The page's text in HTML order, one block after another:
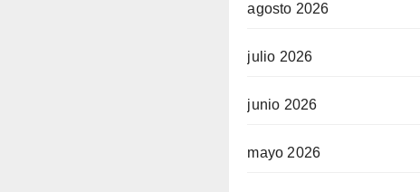
agosto 2026
julio 2026
junio 2026
mayo 2026